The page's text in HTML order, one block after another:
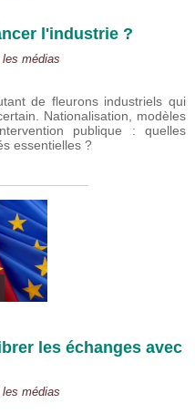
l'industrie ?
les médias
de fleurons industriels qui
Nationalisation, modèles
publique : quelles
essentielles ?
les échanges avec
les médias